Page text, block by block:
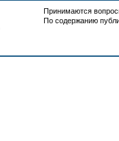
Принимаются
По содержанию